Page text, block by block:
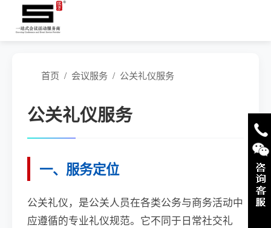
首页 / 会议服务 / 公关礼仪服务
公关礼仪服务
一、服务定位
公关礼仪，是公关人员在各类公务与商务活动中
应遵循的专业礼仪规范。它不同于日常社交礼